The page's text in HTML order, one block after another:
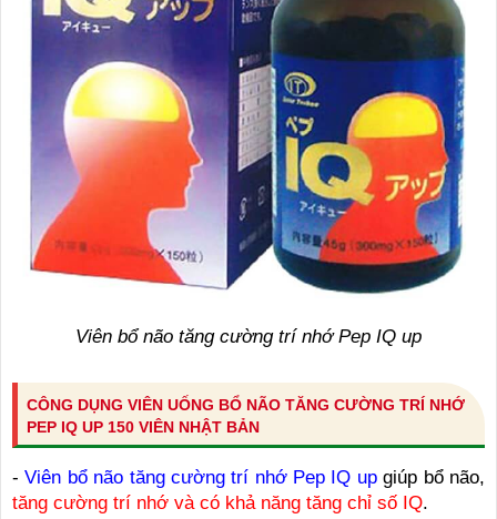
Viên bổ não tăng cường trí nhớ Pep IQ up
CÔNG DỤNG VIÊN UỐNG BỔ NÃO TĂNG CƯỜNG TRÍ NHỚ
PEP IQ UP 150 VIÊN NHẬT BẢN
-Viên bổ não tăng cường trí nhớ Pep IQ upgiúp bổ não,
tăng cường trí nhớ và có khả năng tăng chỉ số IQ.